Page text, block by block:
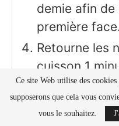
demie afin
première face.
Retourne les
cuisson 1
pour obtenir
dorée, mais
tendre à
Ce site Web utilise des
supposerons que cela vous
vous le souhaitez.